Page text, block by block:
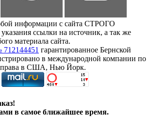
информации с сайта СТРОГО
ссылки на источник, а так же
материала сайта.
гарантированное Бернской
в международной компании по
права в США, Нью Йорк.
в самое ближайшее время.